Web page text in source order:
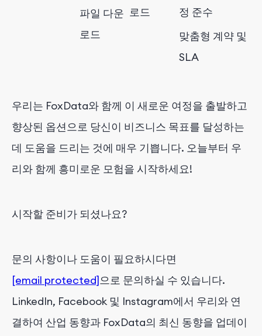
파일 다운
로드
로드
정 준수
맞춤형 계약 및
SLA
우리는 FoxData와 함께 이 새로운 여정을 출발하고
향상된 옵션으로 당신이 비즈니스 목표를 달성하는
데 도움을 드리는 것에 매우 기쁩니다. 오늘부터 우
리와 함께 흥미로운 모험을 시작하세요!
시작할 준비가 되셨나요?
문의 사항이나 도움이 필요하시다면
[email protected]으로 문의하실 수 있습니다.
LinkedIn, Facebook 및 Instagram에서 우리와 연
결하여 산업 동향과 FoxData의 최신 동향을 업데이